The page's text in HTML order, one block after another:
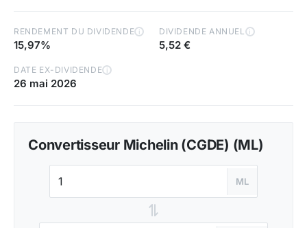
RENDEMENT DU DIVIDENDE i
15,97%
DIVIDENDE ANNUEL i
5,52 €
DATE EX-DIVIDENDE i
26 mai 2026
Convertisseur Michelin (CGDE) (ML)
ML
⇌